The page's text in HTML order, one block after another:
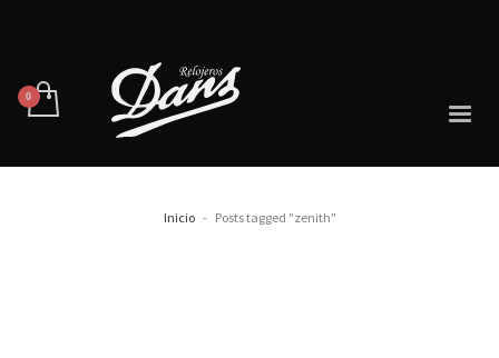
Inicio Posts tagged "zenith"